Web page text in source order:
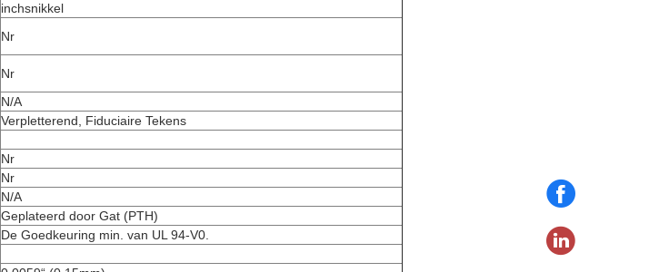
inchsnikkel
Nr
Nr
N/A
Verpletterend, Fiduciaire Tekens
Nr
Nr
N/A
Geplateerd door Gat (PTH)
De Goedkeuring min. van UL 94-V0.